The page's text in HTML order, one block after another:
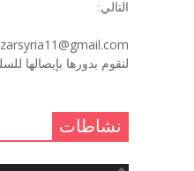
ننساك – خالد الحموري
التالي:
لتقوم بدورها بإيصالها
نشاطات